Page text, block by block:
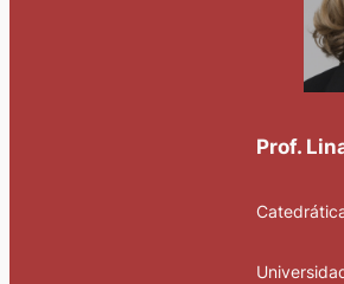
Prof.